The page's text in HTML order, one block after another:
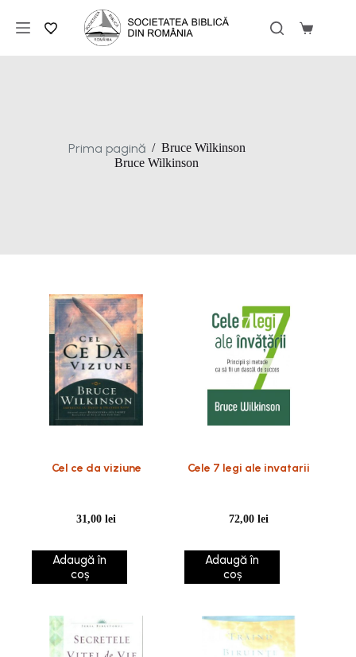
conținut
Coș
Prima pagină / Bruce Wilkinson
Bruce Wilkinson
Cel ce da viziune
31,00lei
Adaugă în
coș
Cele 7 legi ale invatarii
72,00lei
Adaugă în
coș